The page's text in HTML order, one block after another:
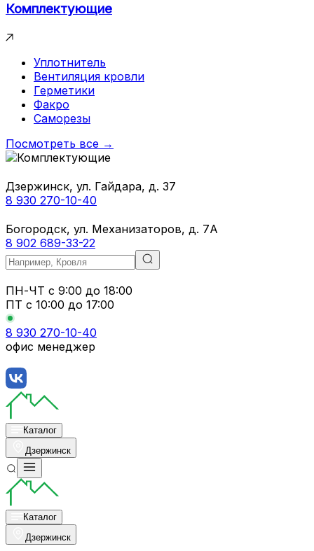
Комплектующие
Уплотнитель
Вентиляция кровли
Герметики
Факро
Саморезы
Посмотреть все →
Дзержинск, ул. Гайдара, д. 37
8 930 270-10-40
Богородск, ул. Механизаторов, д. 7А
8 902 689-33-22
ПН-ЧТ с 9:00 до 18:00
ПТ с 10:00 до 17:00
8 930 270-10-40
офис менеджер
Каталог
Дзержинск
Каталог
Дзержинск